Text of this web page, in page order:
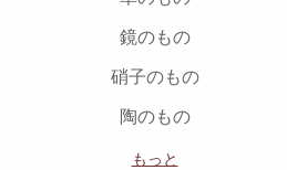
鏡のもの
硝子のもの
陶のもの
もっと